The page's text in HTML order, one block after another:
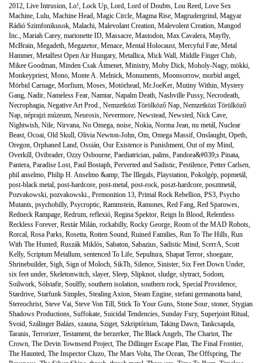
2012, Live Intrusion, Lo!, Lock Up, Lord, Lord of Doubts, Lou Reed, Love Sex
Machine, Lulu, Machine Head, Magic Circle, Magma Rise, Magrudergrind, Magyar
Rádió Szimfonikusok, Malachi, Malevolant Creation, Malevolent Creation, Mangod
Inc., Mariah Carey, marionette ID, Massacre, Mastodon, Max Cavalera, Mayfly,
McBrain, Megadeth, Megazetor, Menace, Mental Holocaust, Mercyful Fate, Metal
Hammer, Metalfest Open Air Hungary, Metallica, Mick Wall, Middle Finger Club,
Mikee Goodman, Minden Csak Átmenet, Ministry, Moby Dick, Moholy-Nagy, mökki,
Monkeypriest, Mono, Monte A. Melnick, Monuments, Moonsorrow, morbid angel,
Mörbid Carnage, Morfium, Moses, Motörhead, Mr.JoeKer, Mutiny Within, Mystery
Gang, Nadir, Nameless Fear, Namtar, Napalm Death, Nashville Pussy, Necrodeath,
Necrophagia, Negative Art Prod., Nemzetközi Törölköző Nap, Nemzetközi Törülköző
Nap, néprajzi múzeum, Neurosis, Nevermore, Newstead, Newsted, Nick Cave,
Nightwish, Nile, Nirvana, No Omega, noise, Nokia, Norma Jean, nu metál, Nuclear
Beast, Ocoai, Old Skull, Olivia Newton-John, Om, Omega Massif, Onslaught, Opeth,
Oregon, Orphaned Land, Ossián, Our Existence is Punishment, Out of my Mind,
Overkill, Ovibrader, Ozzy Osbourne, Paediatrician, palms, Pandora&#039;s Pinata,
Pantera, Paradise Lost, Paul Bostaph, Perverted and Sadistic, Pestilence, Petter Carlsen,
phil anselmo, Philip H. Anselmo &amp; The Illegals, Playstation, Pokolgép, popmetál,
post-black metal, post-hardcore, post-metal, post-rock, poszt-hardcore, posztmetál,
Pozvakowski, pozvakowski., Premonition 13, Primal Rock Rebellion, PS3, Psycho
Mutants, psychobilly, Psycroptic, Rammstein, Ramones, Red Fang, Red Sparowes,
Redneck Rampage, Redrum, reflexió, Regina Spektor, Reign In Blood, Relentless
Reckless Forever, Restár Milán, rockabilly, Rocky George, Room of the MAD Robots,
Rorcal, Rosa Parks, Rosetta, Rotten Sound, Ruined Families, Run To The Hills, Run
With The Hunted, Ruszák Miklós, Sabaton, Sabazius, Sadistic Mind, ScerrA, Scott
Kelly, Scriptum Metallum, sentenced To Life, Sepultura, Shapat Terror, shoegaze,
Shrinebuilder, Sigh, Sign of Moloch, SikTh, Silence, Sinister, Six Feet Down Under,
six feet under, Skeletonwitch, slayer, Sleep, Slipknot, sludge, slytract, Sodom,
Soilwork, Sólstafir, Soulfly, southern isolation, southern rock, Special Providence,
Stardrive, Starfunk Simples, Stealing Axion, Steam Engine, stefani germanotta band,
Stereochrist, Steve Vai, Steve Von Till, Stick To Your Guns, Stone Sour, stoner, Stygian
Shadows Productions, Suffokate, Suicidal Tendencies, Sunday Fury, Superjoint Ritual,
Svoid, Szálinger Balázs, szauna, Sziget, Szkriptórium, Taking Dawn, Tankcsapda,
Taranis, Terrorizer, Testament, the berzerker, The Black Angels, The Chariot, The
Crown, The Devin Townsend Project, The Dillinger Escape Plan, The Final Frontier,
The Haunted, The Inspector Cluzo, The Mars Volta, The Ocean, The Offspring, The